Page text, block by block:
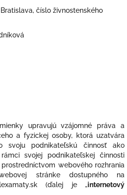
číslo živnostenského
upravujú vzájomné práva a
a fyzickej osoby, ktorá uzatvára
svoju podnikateľskú činnosť ako
svojej podnikateľskej činnosti
prostredníctvom webového rozhrania
stránke dostupného na
(ďalej je „internetový